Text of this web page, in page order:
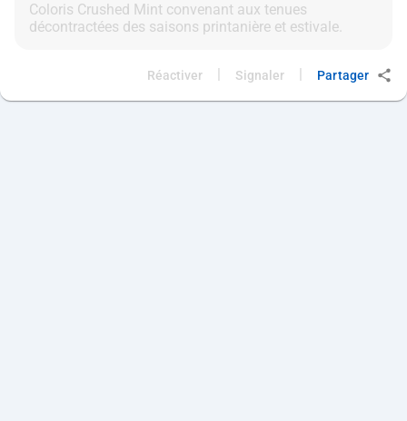
Coloris Crushed Mint convenant aux tenues
Réactiver Signaler Partager